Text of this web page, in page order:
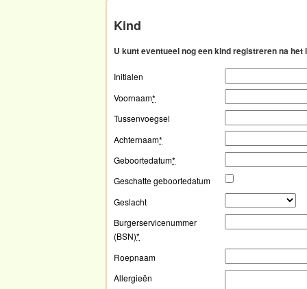
Kind
U kunt eventueel nog een kind registreren na
Initialen
Voornaam*
Tussenvoegsel
Achternaam*
Geboortedatum*
Geschatte geboortedatum
Geslacht
Burgerservicenummer
(BSN)*
Roepnaam
Allergieën